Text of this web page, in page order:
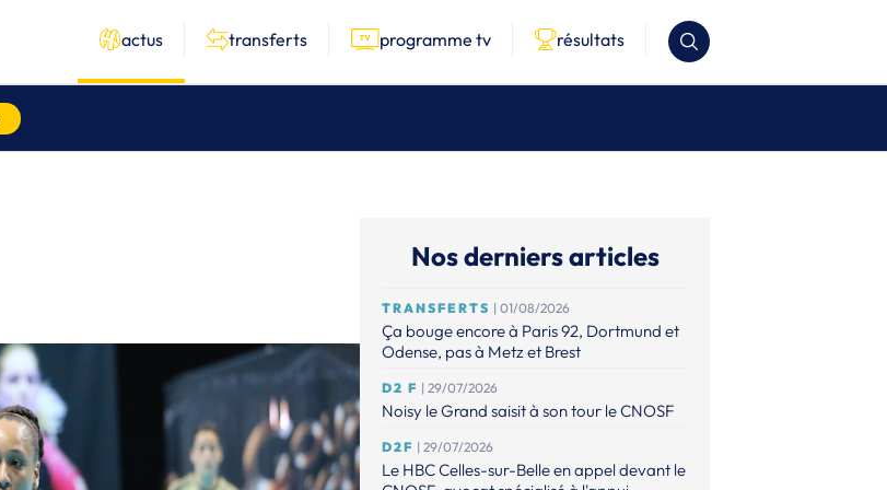
actus transferts programme tv résultats
Nos derniers articles
TRANSFERTS | 01/08/2026
Ça bouge encore à Paris 92, Dortmund et
Odense, pas à Metz et Brest
D2 F | 29/07/2026
Noisy le Grand saisit à son tour le CNOSF
D2F | 29/07/2026
Le HBC Celles-sur-Belle en appel devant le